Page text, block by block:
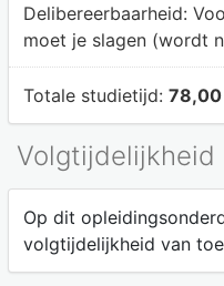
Delibereerbaarheid:
moet je slagen (wordt
Totale studietijd:
Volgtijdelijkheid
Op dit
volgtijdelijkheid van